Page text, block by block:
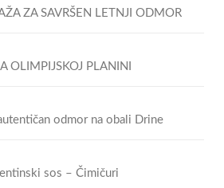
ZA SAVRŠEN LETNJI ODMOR
OLIMPIJSKOJ PLANINI
odmor na obali Drine
sos – Čimičuri